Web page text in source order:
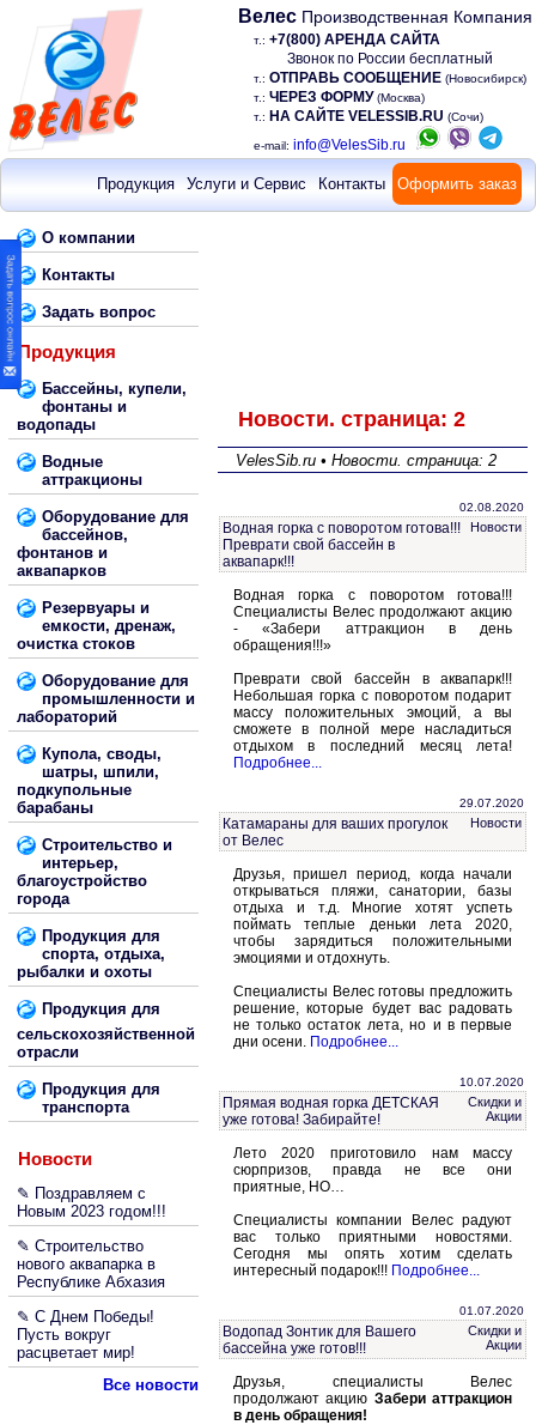
Велес Производственная Компания
т.: +7(800) АРЕНДА САЙТА
Звонок по России бесплатный
т.: ОТПРАВЬ СООБЩЕНИЕ (Новосибирск)
т.: ЧЕРЕЗ ФОРМУ (Москва)
т.: НА САЙТЕ VELESSIB.RU (Сочи)
e-mail: info@VelesSib.ru
Продукция Услуги и Сервис Контакты Оформить заказ
О компании
Контакты
Задать вопрос
Продукция
Бассейны, купели,
фонтаны и
водопады
Водные
аттракционы
Оборудование для
бассейнов,
фонтанов и
аквапарков
Резервуары и
емкости, дренаж,
очистка стоков
Оборудование для
промышленности и
лабораторий
Купола, своды,
шатры, шпили,
подкупольные
барабаны
Строительство и
интерьер,
благоустройство
города
Продукция для
спорта, отдыха,
рыбалки и охоты
Продукция для
сельскохозяйственной
отрасли
Продукция для
транспорта
Новости
✎ Поздравляем с
Новым 2023 годом!!!
✎ Строительство
нового аквапарка в
Республике Абхазия
✎ С Днем Победы!
Пусть вокруг
расцветает мир!
Все новости
Новости. страница: 2
VelesSib.ru • Новости. страница: 2
02.08.2020
Водная горка с поворотом готова!!!
Преврати свой бассейн в
аквапарк!!!
Новости
Водная горка с поворотом готова!!!
Специалисты Велес продолжают акцию
- «Забери аттракцион в день
обращения!!!»
Преврати свой бассейн в аквапарк!!!
Небольшая горка с поворотом подарит
массу положительных эмоций, а вы
сможете в полной мере насладиться
отдыхом в последний месяц лета!
Подробнее...
29.07.2020
Катамараны для ваших прогулок
от Велес
Новости
Друзья, пришел период, когда начали
открываться пляжи, санатории, базы
отдыха и т.д. Многие хотят успеть
поймать теплые деньки лета 2020,
чтобы зарядиться положительными
эмоциями и отдохнуть.
Специалисты Велес готовы предложить
решение, которые будет вас радовать
не только остаток лета, но и в первые
дни осени. Подробнее...
10.07.2020
Прямая водная горка ДЕТСКАЯ
уже готова! Забирайте!
Скидки и
Акции
Лето 2020 приготовило нам массу
сюрпризов, правда не все они
приятные, НО…
Специалисты компании Велес радуют
вас только приятными новостями.
Сегодня мы опять хотим сделать
интересный подарок!!! Подробнее...
01.07.2020
Водопад Зонтик для Вашего
бассейна уже готов!!!
Скидки и
Акции
Друзья, специалисты Велес
продолжают акцию Забери аттракцион
в день обращения!